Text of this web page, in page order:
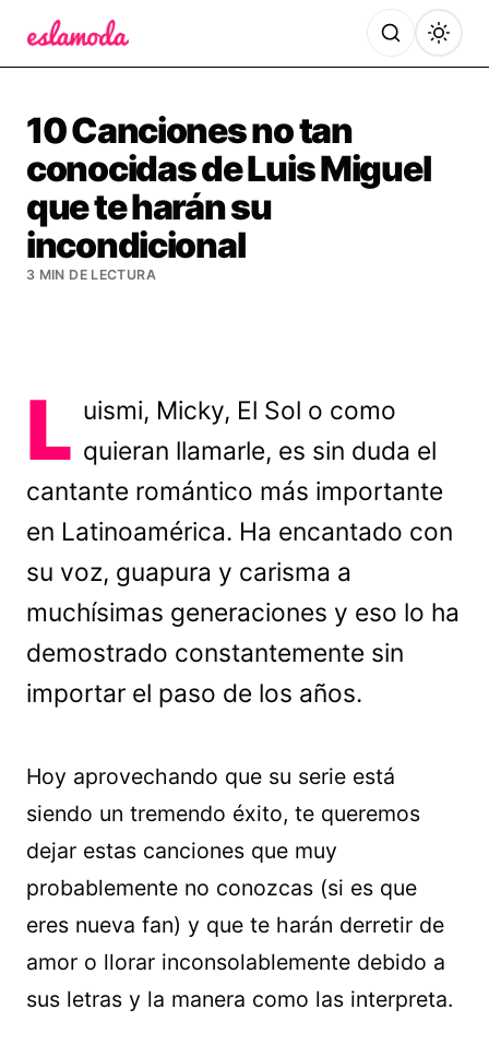
10 Canciones no tan
conocidas de Luis Miguel
que te harán su
incondicional
3 MIN DE LECTURA
L uismi, Micky, El Sol o como
quieran llamarle, es sin duda el
cantante romántico más importante
en Latinoamérica. Ha encantado con
su voz, guapura y carisma a
muchísimas generaciones y eso lo ha
demostrado constantemente sin
importar el paso de los años.
Hoy aprovechando que su serie está
siendo un tremendo éxito, te queremos
dejar estas canciones que muy
probablemente no conozcas (si es que
eres nueva fan) y que te harán derretir de
amor o llorar inconsolablemente debido a
sus letras y la manera como las interpreta.